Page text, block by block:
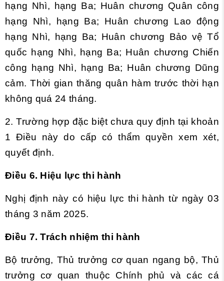
hạng Nhì, hạng Ba; Huân chương Quân công
hạng Nhì, hạng Ba; Huân chương Lao động
hạng Nhì, hạng Ba; Huân chương Bảo vệ Tổ
quốc hạng Nhì, hạng Ba; Huân chương Chiến
công hạng Nhì, hạng Ba; Huân chương Dũng
cảm. Thời gian thăng quân hàm trước thời hạn
không quá 24 tháng.
2. Trường hợp đặc biệt chưa quy định tại khoản
1 Điều này do cấp có thẩm quyền xem xét,
quyết định.
Điều 6. Hiệu lực thi hành
Nghị định này có hiệu lực thi hành từ ngày 03
tháng 3 năm 2025.
Điều 7. Trách nhiệm thi hành
Bộ trưởng, Thủ trưởng cơ quan ngang bộ, Thủ
trưởng cơ quan thuộc Chính phủ và các cá